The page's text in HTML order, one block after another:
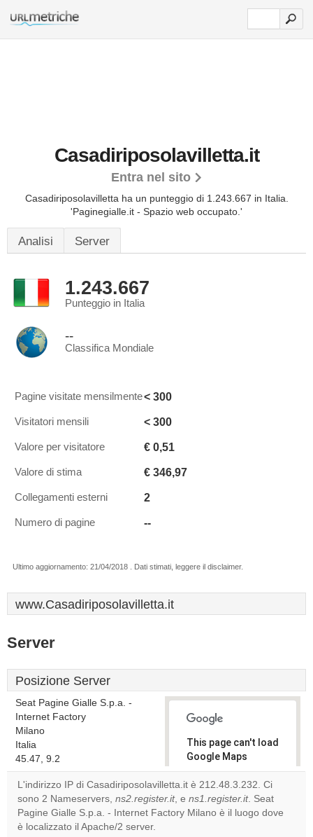
Casadiriposolavilletta.it
Entra nel sito
Casadiriposolavilletta ha un punteggio di 1.243.667 in Italia.
'Paginegialle.it - Spazio web occupato.'
Analisi Server
1.243.667
Punteggio in Italia
--
Classifica Mondiale
Pagine visitate mensilmente< 300
Visitatori mensili < 300
Valore per visitatore € 0,51
Valore di stima € 346,97
Collegamenti esterni 2
Numero di pagine --
Ultimo aggiornamento: 21/04/2018 . Dati stimati, leggere il disclaimer.
www.Casadiriposolavilletta.it
Server
Posizione Server
Seat Pagine Gialle S.p.a. -
Internet Factory
Milano
Italia
45.47, 9.2
This page can't load
Google Maps
correctly.
Do you
own this
OK
L'indirizzo IP di Casadiriposolavilletta.it è 212.48.3.232. Ci
sono 2 Nameservers, ns2.register.it, e ns1.register.it. Seat
Pagine Gialle S.p.a. - Internet Factory Milano è il luogo dove
è localizzato il Apache/2 server.